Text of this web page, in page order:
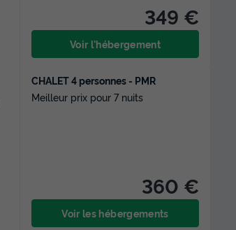
349 €
Voir l'hébergement
CHALET 4 personnes - PMR
Meilleur prix pour 7 nuits
360 €
Voir les hébergements